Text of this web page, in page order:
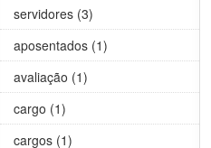
servidores (3)
aposentados (1)
avaliação (1)
cargo (1)
cargos (1)